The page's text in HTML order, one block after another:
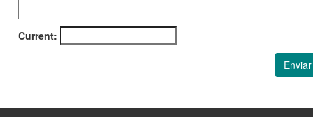
Current:
Enviar